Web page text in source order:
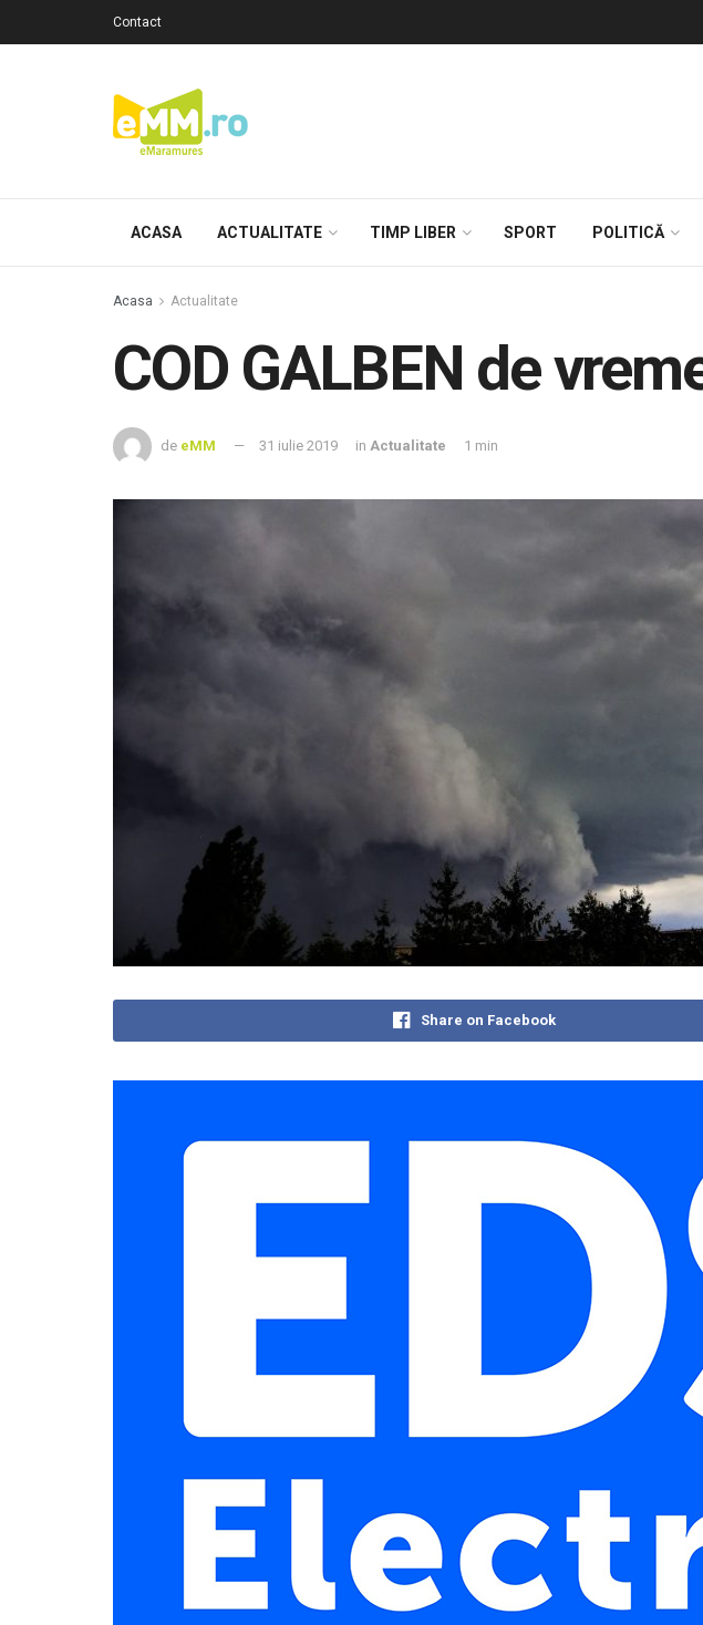
Contact
ACASA ACTUALITATE TIMP LIBER SPORT POLITICĂ
Acasa Actualitate
COD GALBEN de
de eMM 31 iulie 2019 in Actualitate 1 min
Share on Facebook